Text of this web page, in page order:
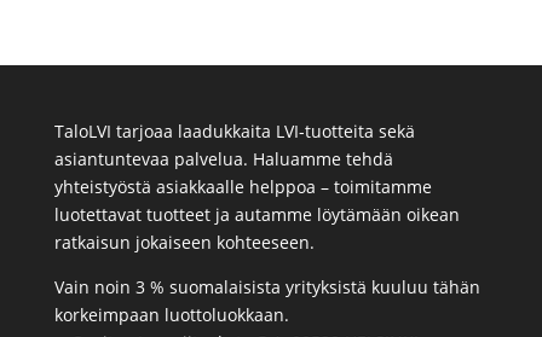
TaloLVI tarjoaa laadukkaita LVI-tuotteita sekä
asiantuntevaa palvelua. Haluamme tehdä
yhteistyöstä asiakkaalle helppoa – toimitamme
luotettavat tuotteet ja autamme löytämään oikean
ratkaisun jokaiseen kohteeseen.
Vain noin 3 % suomalaisista yrityksistä kuuluu tähän
korkeimpaan luottoluokkaan.